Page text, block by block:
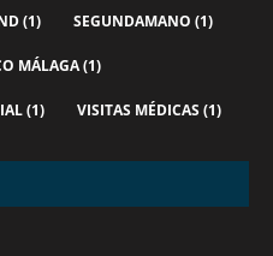
(1) SEGUNDAMANO (1)
MÁLAGA(1)
(1) VISITAS MÉDICAS (1)